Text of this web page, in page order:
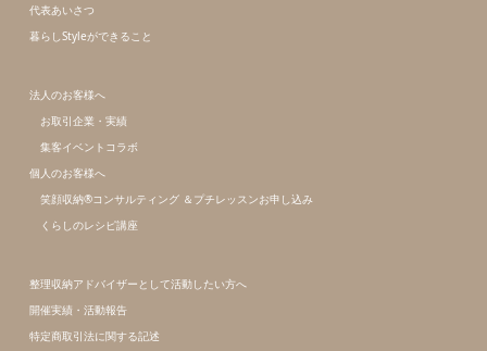
代表あいさつ
暮らしStyleができること
法人のお客様へ
お取引企業・実績
集客イベントコラボ
個人のお客様へ
笑顔収納®コンサルティング ＆プチレッスンお申し込み
くらしのレシピ講座
整理収納アドバイザーとして活動したい方へ
開催実績・活動報告
特定商取引法に関する記述